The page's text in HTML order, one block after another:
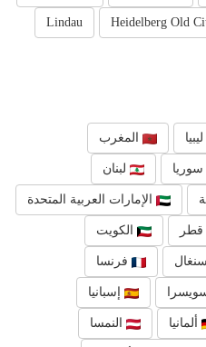
Heidelberg Old
Lindau
ليبيا المغرب
سوريا لبنان
الإمارات العربية المتحدة
قطر الكويت
فرنسا
إسبانيا
ألمانيا النمسا